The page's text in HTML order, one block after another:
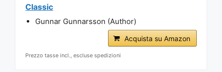
Classic
Gunnar Gunnarsson (Author)
Acquista su Amazon
Prezzo tasse incl., escluse spedizioni